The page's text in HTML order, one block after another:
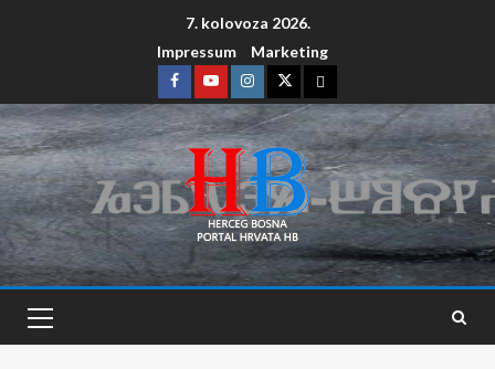
7. kolovoza 2026.
Impressum
Marketing